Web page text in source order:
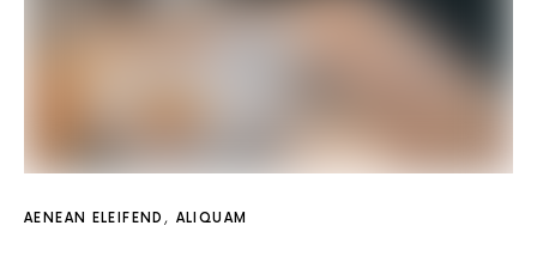
AENEAN ELEIFEND ALIQUAM